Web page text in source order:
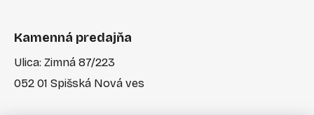
Kamenná predajňa
Ulica: Zimná 87/223
052 01 Spišská Nová ves